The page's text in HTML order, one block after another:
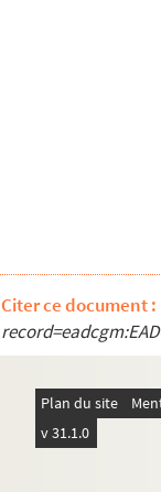
Citer ce document :
Plan du site
v 31.1.0